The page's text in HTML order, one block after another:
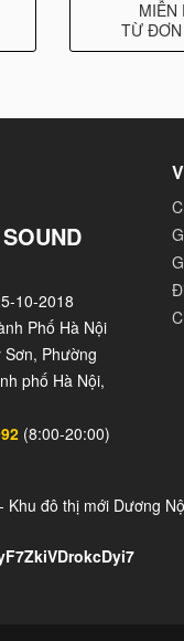
Baltic Birch
4 x Side handles
NXAMP4x2mk2
channel
DTD
channel
MIỄN
TỪ
10-2018
Phố Hà Nội
Phường
phố Hà Nội,
(8:00-20:00)
Khu đô thị mới Dương